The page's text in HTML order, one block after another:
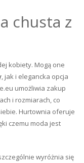
chusta z
kobiety. Mogą one
, jak i elegancka opcja
umożliwia zakup
i rozmiarach, co
Hurtownia oferuje
czemu moda jest
wyróżnia się